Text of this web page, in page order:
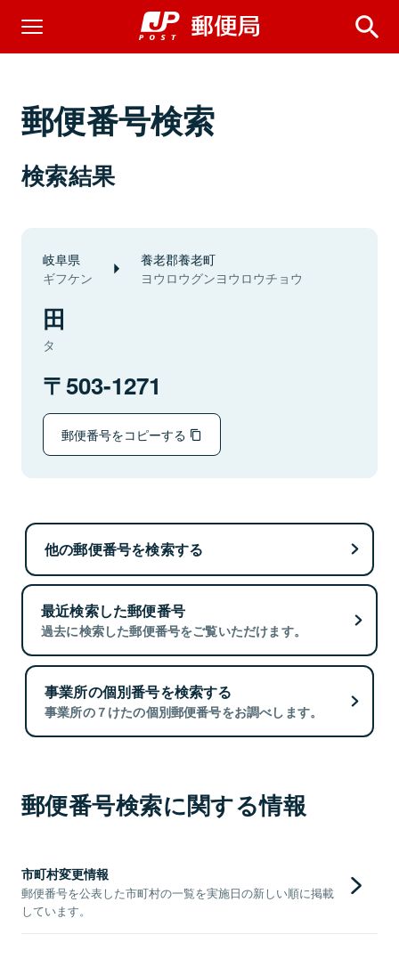
郵便番号検索
検索結果
岐阜県
ギフケン
養老郡養老町
ヨウロウグンヨウロウチョウ
田
タ
503-1271
郵便番号をコピーする
他の郵便番号を検索する
最近検索した郵便番号
過去に検索した郵便番号をご覧いただけます。
事業所の個別番号を検索する
事業所の７けたの個別郵便番号をお調べします。
郵便番号検索に関する情報
市町村変更情報
郵便番号を公表した市町村の一覧を実施日の新しい順に掲載
しています。